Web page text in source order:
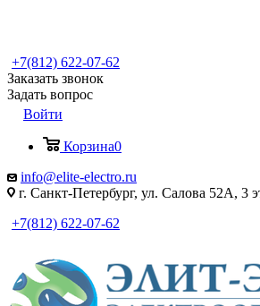
+7(812) 622-07-62
Заказать звонок
Задать вопрос
Войти
Корзина0
info@elite-electro.ru
г. Санкт-Петербург, ул. Салова 52А, 3
+7(812) 622-07-62